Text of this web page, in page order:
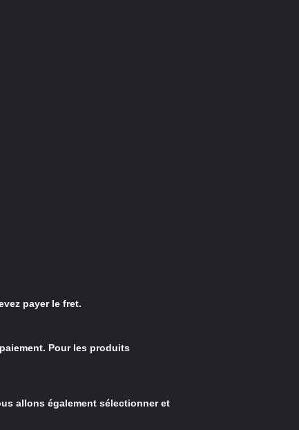
payer le fret.
Pour les produits
allons également sélectionner et